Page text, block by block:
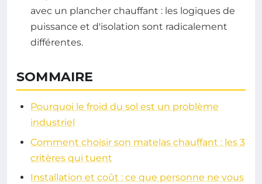
avec un plancher chauffant : les logiques de
puissance et d'isolation sont radicalement
différentes.
SOMMAIRE
Pourquoi le froid du sol est un problème
industriel
Comment choisir son matelas chauffant : les 3
critères qui tuent
Installation et coût : ce que personne ne vous